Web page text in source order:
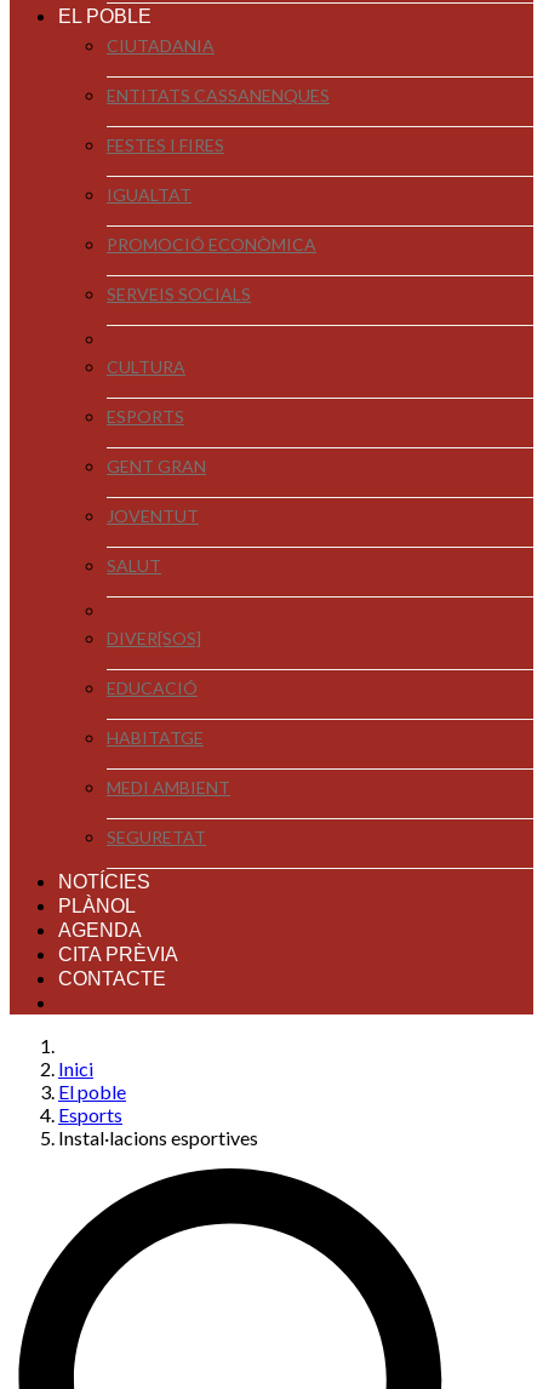
EL POBLE
CIUTADANIA
ENTITATS CASSANENQUES
FESTES I FIRES
IGUALTAT
PROMOCIÓ ECONÒMICA
SERVEIS SOCIALS
CULTURA
ESPORTS
GENT GRAN
JOVENTUT
SALUT
DIVER[SOS]
EDUCACIÓ
HABITATGE
MEDI AMBIENT
SEGURETAT
NOTÍCIES
PLÀNOL
AGENDA
CITA PRÈVIA
CONTACTE
Inici
El poble
Esports
Instal·lacions esportives